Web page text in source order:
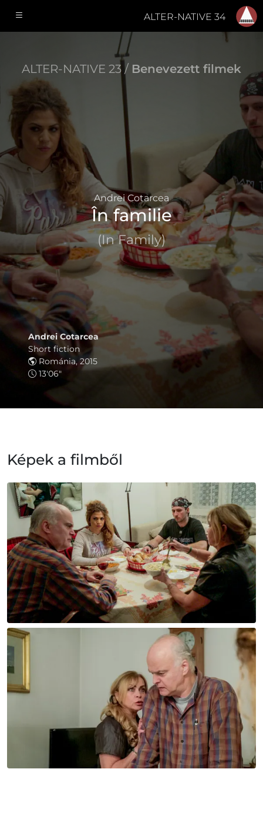
ALTER-NATIVE 34
ALTER-NATIVE 23 / Benevezett filmek
Andrei Cotarcea
În familie
(In Family)
Andrei Cotarcea
Short fiction
Románia, 2015
13'06"
Képek a filmből